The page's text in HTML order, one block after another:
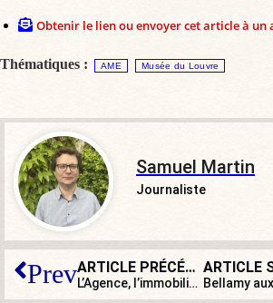
Obtenir le lien ou envoyer cet article à un
Thématiques : AME Musée du Louvre
Samuel Martin
Journaliste
Prev ARTICLE PRÉCÉDENT
L’Agence, l’immobilier de luxe en famille, ou la mondialisation heureuse